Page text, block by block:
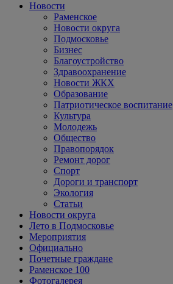
Новости
Раменское
Новости округа
Подмосковье
Бизнес
Благоустройство
Здравоохранение
Новости ЖКХ
Образование
Патриотическое воспитание
Культура
Молодежь
Общество
Правопорядок
Ремонт дорог
Спорт
Дороги и транспорт
Экология
Статьи
Новости округа
Лето в Подмосковье
Мероприятия
Официально
Почетные граждане
Раменское 100
Фотогалерея